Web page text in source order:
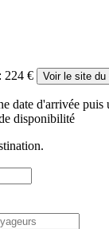
224 € Voir le site du
date d'arrivée puis
disponibilité